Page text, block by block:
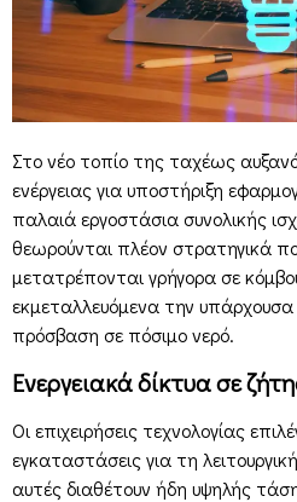
Στο νέο τοπίο της ταχέως
ενέργειας για υποστήριξη
παλαιά εργοστάσια συνολικής
θεωρούνται πλέον στρατηγικά
μετατρέπονται γρήγορα σε
εκμεταλλευόμενα την υπάρχουσα
πρόσβαση σε πόσιμο νερό.
Ενεργειακά δίκτυα σε
Οι επιχειρήσεις τεχνολογίας
εγκαταστάσεις για τη
αυτές διαθέτουν ήδη υψηλής